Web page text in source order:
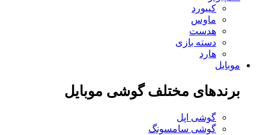
کیبورد
ماوس
هدست
دسته بازی
هارد
موبایل
برندهای مختلف گوشی موبایل
گوشی اپل
گوشی سامسونگ